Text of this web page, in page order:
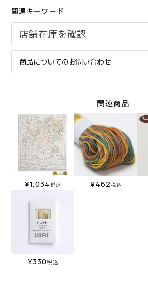
関連キーワード
商品についてのお問い合わせ
関連商品
¥1,034税込 ¥462税込
¥330税込